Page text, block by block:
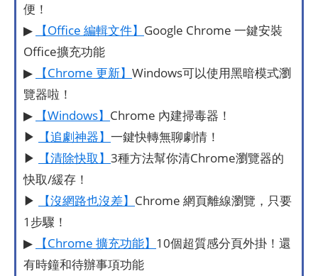
便！
▶
【Office 編輯文件】 Google Chrome 一鍵安裝
Office擴充功能
▶
【Chrome 更新】 Windows可以使用黑暗模式瀏
覽器啦！
▶
【Windows】 Chrome 內建掃毒器！
▶
【追劇神器】 一鍵快轉無聊劇情！
▶
【清除快取】 3種方法幫你清Chrome瀏覽器的
快取/緩存！
▶
【沒網路也沒差】 Chrome 網頁離線瀏覽，只要
1步驟！
▶
【Chrome 擴充功能】 10個超質感分頁外掛！還
有時鐘和待辦事項功能